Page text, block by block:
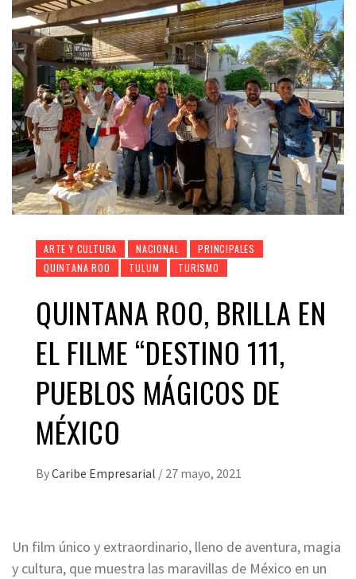
ARTE Y CULTURA NACIONAL
PRINCIPALES
QUINTANA ROO
TULUM TURISMO
QUINTANA ROO, BRILLA EN
EL FILME “DESTINO 111,
PUEBLOS MÁGICOS DE
MÉXICO
ByCaribe Empresarial / 27 mayo, 2021
Un film único y extraordinario, lleno de aventura, magia
y cultura, que muestra las maravillas de México en un